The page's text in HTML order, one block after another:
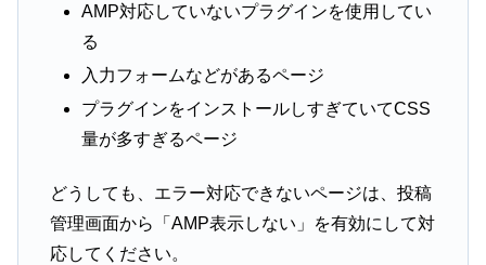
AMP対応していないプラグインを使用してい
る
入力フォームなどがあるページ
プラグインをインストールしすぎていてCSS
量が多すぎるページ
どうしても、エラー対応できないページは、投稿
管理画面から「AMP表示しない」を有効にして対
応してください。